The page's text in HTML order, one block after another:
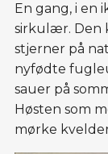
En gang, i en
sirkulær. Den
stjerner på
nyfødte
sauer på
Høsten som
mørke